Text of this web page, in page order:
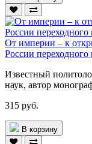
От империи – к
России переходного
Известный
наук, автор
315 руб.
В корзину